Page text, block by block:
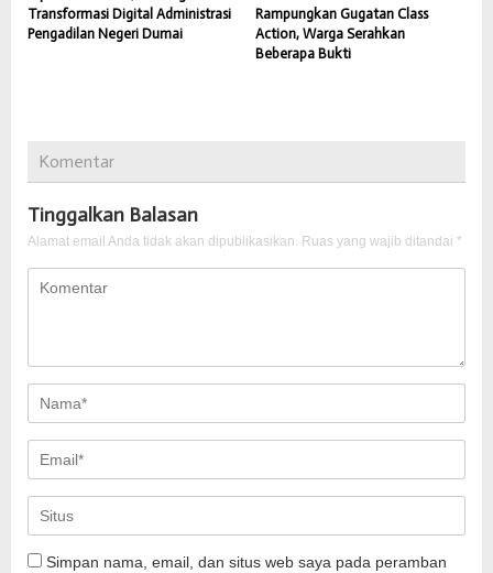
Transformasi Digital Administrasi
Pengadilan Negeri Dumai
Rampungkan Gugatan Class
Action, Warga Serahkan
Beberapa Bukti
Komentar
Tinggalkan Balasan
Alamat email Anda tidak akan dipublikasikan. Ruas yang wajib ditandai *
Simpan nama, email, dan situs web saya pada peramban